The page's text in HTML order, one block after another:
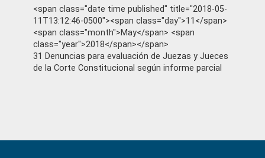
<span class="date time published" title="2018-05-
11T13:12:46-0500"><span class="day">11</span>
<span class="month">May</span> <span
class="year">2018</span></span>
31 Denuncias para evaluación de Juezas y Jueces
de la Corte Constitucional según informe parcial